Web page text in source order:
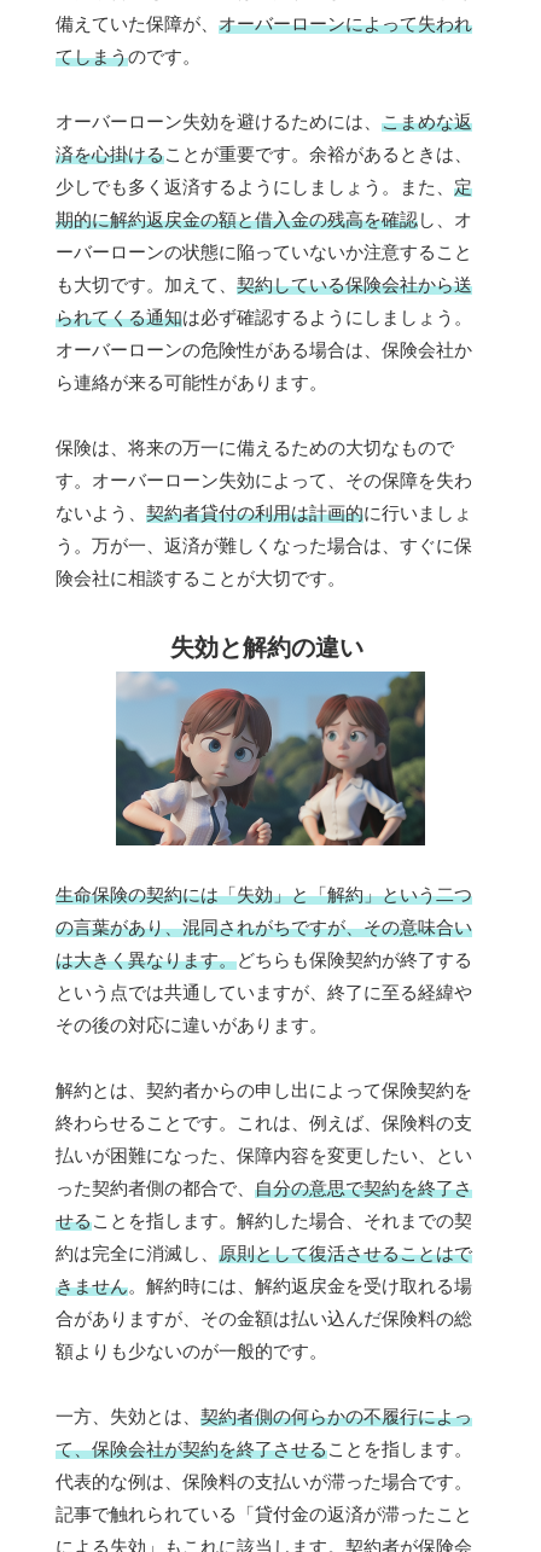
備えていた保障が、 オーバーローンによって失われ
てしまうのです。
オーバーローン失効を避けるためには、 こまめな返
済を心掛けることが重要です。余裕があるときは、
少しでも多く返済するようにしましょう。また、 定
期的に解約返戻金の額と借入金の残高を確認し、オ
ーバーローンの状態に陥っていないか注意すること
も大切です。加えて、 契約している保険会社から送
られてくる通知は必ず確認するようにしましょう。
オーバーローンの危険性がある場合は、保険会社か
ら連絡が来る可能性があります。
保険は、将来の万一に備えるための大切なもので
す。オーバーローン失効によって、その保障を失わ
ないよう、 契約者貸付の利用は計画的に行いましょ
う。万が一、返済が難しくなった場合は、すぐに保
険会社に相談することが大切です。
失効と解約の違い
生命保険の契約には「失効」と「解約」という二つ
の言葉があり、混同されがちですが、その意味合い
は大きく異なります。どちらも保険契約が終了する
という点では共通していますが、終了に至る経緯や
その後の対応に違いがあります。
解約とは、契約者からの申し出によって保険契約を
終わらせることです。これは、例えば、保険料の支
払いが困難になった、保障内容を変更したい、とい
った契約者側の都合で、 自分の意思で契約を終了さ
せることを指します。解約した場合、それまでの契
約は完全に消滅し、 原則として復活させることはで
きません。解約時には、解約返戻金を受け取れる場
合がありますが、その金額は払い込んだ保険料の総
額よりも少ないのが一般的です。
一方、失効とは、 契約者側の何らかの不履行によっ
て、保険会社が契約を終了させることを指します。
代表的な例は、保険料の支払いが滞った場合です。
記事で触れられている「貸付金の返済が滞ったこと
による失効」もこれに該当します。契約者が保険会